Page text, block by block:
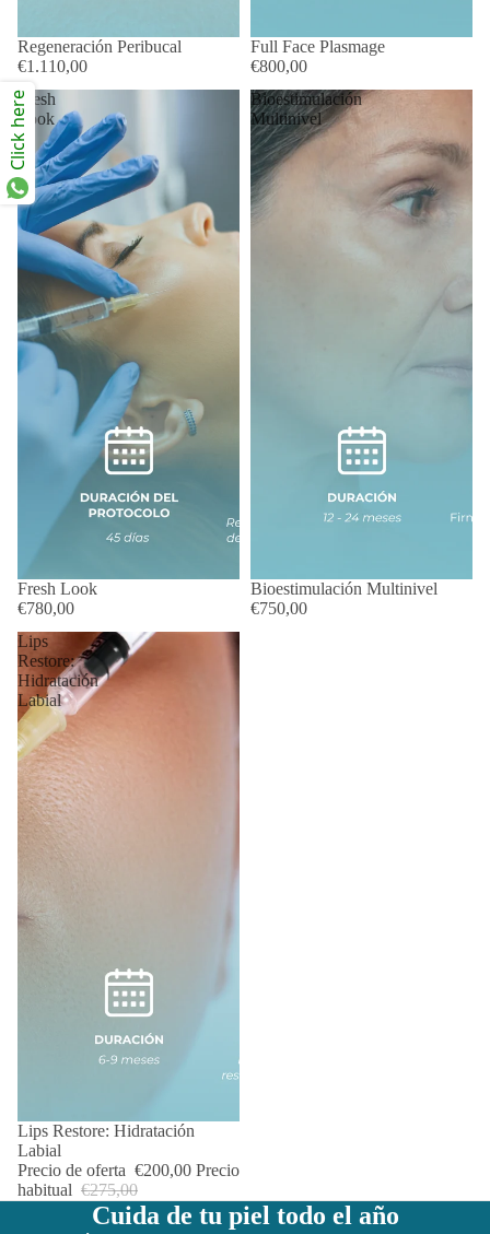
Regeneración Peribucal
€1.110,00
Full Face Plasmage
€800,00
Fresh
Look
Fresh Look
€780,00
Bioestimulación
Multinivel
Bioestimulación Multinivel
€750,00
Lips
Restore:
Hidratación
Labial
OFERTA
Lips Restore: Hidratación
Labial
Precio de oferta €200,00 Precio
habitual €275,00
Cuida de tu piel todo el año
Click here